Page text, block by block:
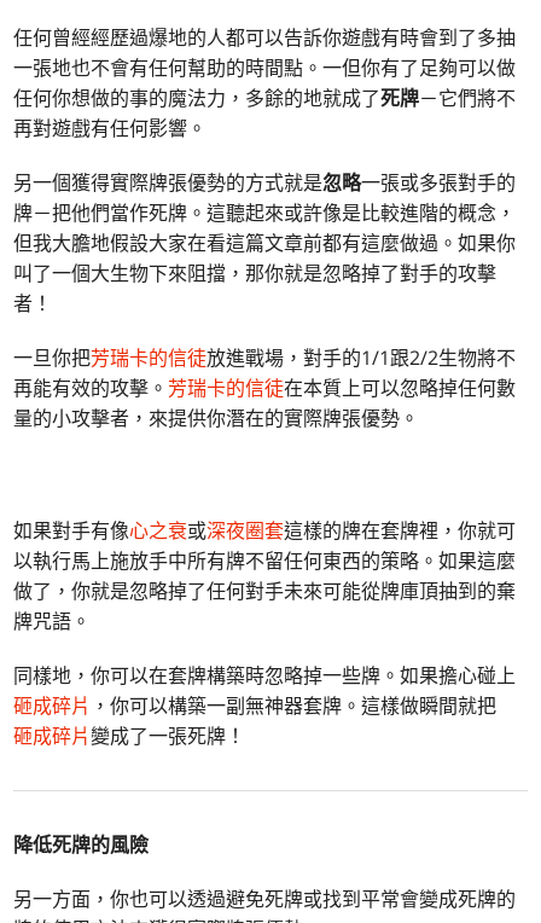
任何曾經經歷過爆地的人都可以告訴你遊戲有時會到了多抽
一張地也不會有任何幫助的時間點。一但你有了足夠可以做
任何你想做的事的魔法力，多餘的地就成了死牌－它們將不
再對遊戲有任何影響。
另一個獲得實際牌張優勢的方式就是忽略一張或多張對手的
牌－把他們當作死牌。這聽起來或許像是比較進階的概念，
但我大膽地假設大家在看這篇文章前都有這麼做過。如果你
叫了一個大生物下來阻擋，那你就是忽略掉了對手的攻擊
者！
一旦你把芳瑞卡的信徒放進戰場，對手的1/1跟2/2生物將不
再能有效的攻擊。 芳瑞卡的信徒在本質上可以忽略掉任何數
量的小攻擊者，來提供你潛在的實際牌張優勢。
如果對手有像心之衰或深夜圈套這樣的牌在套牌裡，你就可
以執行馬上施放手中所有牌不留任何東西的策略。如果這麼
做了，你就是忽略掉了任何對手未來可能從牌庫頂抽到的棄
牌咒語。
同樣地，你可以在套牌構築時忽略掉一些牌。如果擔心碰上
砸成碎片 ，你可以構築一副無神器套牌。這樣做瞬間就把
砸成碎片變成了一張死牌！
降低死牌的風險
另一方面，你也可以透過避免死牌或找到平常會變成死牌的